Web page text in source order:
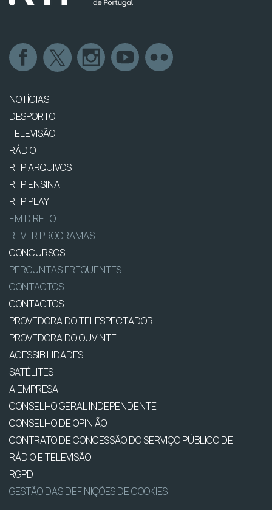
NOTÍCIAS
DESPORTO
TELEVISÃO
RÁDIO
RTP ARQUIVOS
RTP ENSINA
RTP PLAY
EM DIRETO
REVER PROGRAMAS
CONCURSOS
PERGUNTAS FREQUENTES
CONTACTOS
CONTACTOS
PROVEDORA DO TELESPECTADOR
PROVEDORA DO OUVINTE
ACESSIBILIDADES
SATÉLITES
A EMPRESA
CONSELHO GERAL INDEPENDENTE
CONSELHO DE OPINIÃO
CONTRATO DE CONCESSÃO DO SERVIÇO PÚBLICO DE
RÁDIO E TELEVISÃO
RGPD
GESTÃO DAS DEFINIÇÕES DE COOKIES